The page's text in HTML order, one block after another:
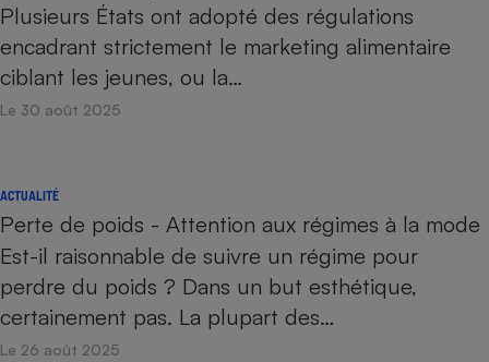
Plusieurs États ont adopté des régulations
encadrant strictement le marketing alimentaire
ciblant les jeunes, ou la…
Le 30 août 2025
ACTUALITÉ
Perte de poids - Attention aux régimes à la mode
Est-il raisonnable de suivre un régime pour
perdre du poids ? Dans un but esthétique,
certainement pas. La plupart des…
Le 26 août 2025